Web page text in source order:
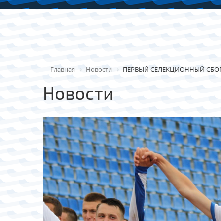
Главная Новости ПЕРВЫЙ СЕЛЕКЦИОННЫЙ
Новости